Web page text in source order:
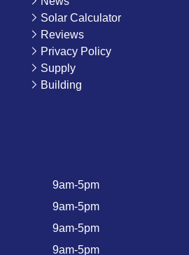
Solar Calculator
Reviews
Privacy Policy
Supply
Building
9am-5pm
9am-5pm
9am-5pm
9am-5pm